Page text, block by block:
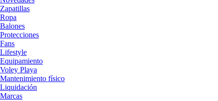
Zapatillas
Ropa
Balones
Protecciones
Fans
Lifestyle
Equipamiento
Voley Playa
Mantenimiento físico
Liquidación
Marcas